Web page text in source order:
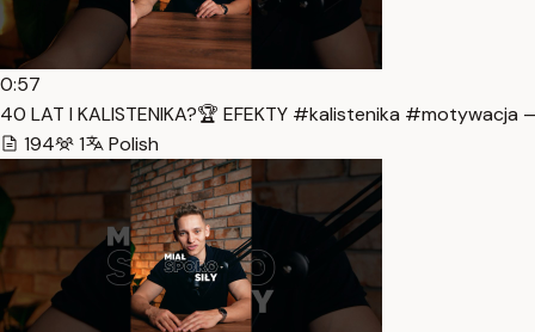
0:57
40 LAT I KALISTENIKA?🏆 EFEKTY #kalistenika #motywacja
194
1 Polish